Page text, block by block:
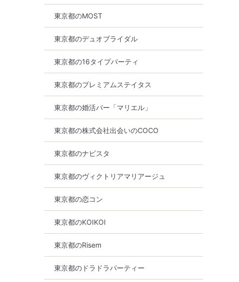
東京都のMOST
東京都のデュオブライダル
東京都の16タイプパーティ
東京都のプレミアムステイタス
東京都の婚活バー「マリエル」
東京都の株式会社出会いのCOCO
東京都のナビスタ
東京都のヴィクトリアマリアージュ
東京都の恋コン
東京都のKOIKOI
東京都のRisem
東京都のドラドラパーティー